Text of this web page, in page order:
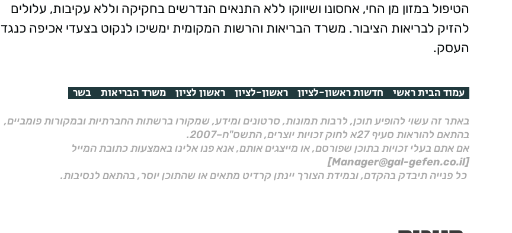
הטיפול במזון מן החי, אחסונו ושיווקו ללא התנאים הנדרשים בחקיקה וללא עקיבות, עלולים
להזיק לבריאות הציבור. משרד הבריאות והרשות המקומית ימשיכו לנקוט בצעדי אכיפה כנגד
העסק.
עמוד הבית ראשי חדשות ראשון-לציון ראשון-לציון ראשון לציון משרד הבריאות בשר
באתר זה עשוי להופיע תוכן, לרבות תמונות, סרטונים ומידע, שמקורו ברשתות החברתיות ובמקורות פומביים,
בהתאם להוראות סעיף 27א לחוק זכויות יוצרים, התשס"ח–2007.
אם אתם בעלי זכויות בתוכן שפורסם, או מייצגים אותם, אנא פנו אלינו באמצעות כתובת המייל
[Manager@gal-gefen.co.il]
כל פנייה תיבדק בהקדם, ובמידת הצורך יינתן קרדיט מתאים או שהתוכן יוסר, בהתאם לנסיבות.